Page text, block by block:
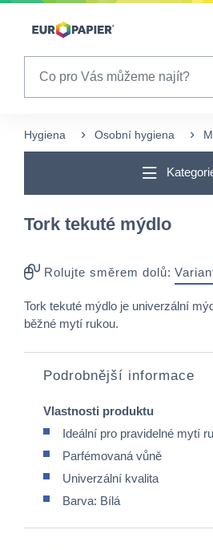
Table Of Content
Hygiena Osobní hygiena
Tork tekuté mýdlo
Rolujte směrem dolů:
Tork tekuté mýdlo je univerzální
běžné mytí rukou.
Podrobnější informace
Vlastnosti produktu
Ideální pro pravidelné mytí
Parfémovaná vůně
Univerzální kvalita
Barva: Bílá